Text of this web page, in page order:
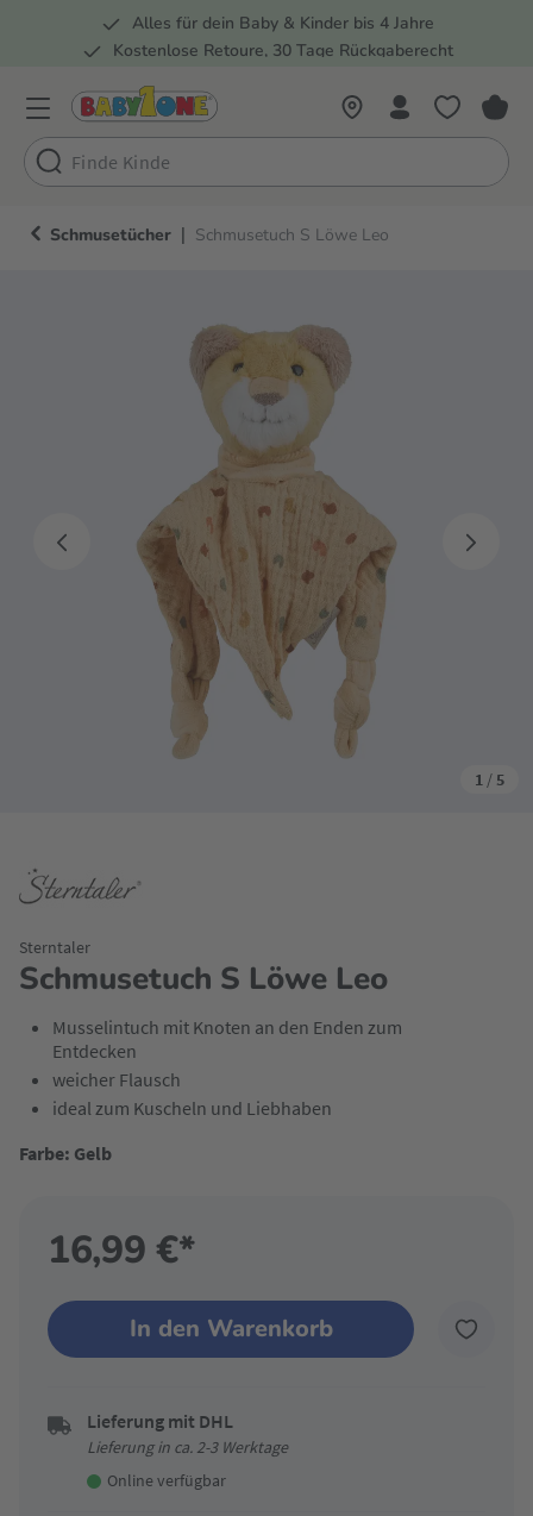
Zur Hauptnavigation springen
Alles für dein Baby & Kinder bis 4 Jahre
Kostenlose Retoure, 30 Tage Rückgaberecht
Schmusetücher | Schmusetuch S Löwe Leo
1 / 5
Schmusetuch S Löwe Leo
Sterntaler
Musselintuch mit Knoten an den Enden zum
Entdecken
weicher Flausch
ideal zum Kuscheln und Liebhaben
Farbe: Gelb
16,99 €*
In den Warenkorb
Lieferung mit DHL
Lieferung in ca. 2-3 Werktage
Online verfügbar